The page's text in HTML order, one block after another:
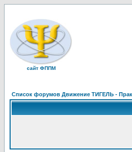
сайт ФППМ
Список форумов Движение ТИГЕЛЬ -